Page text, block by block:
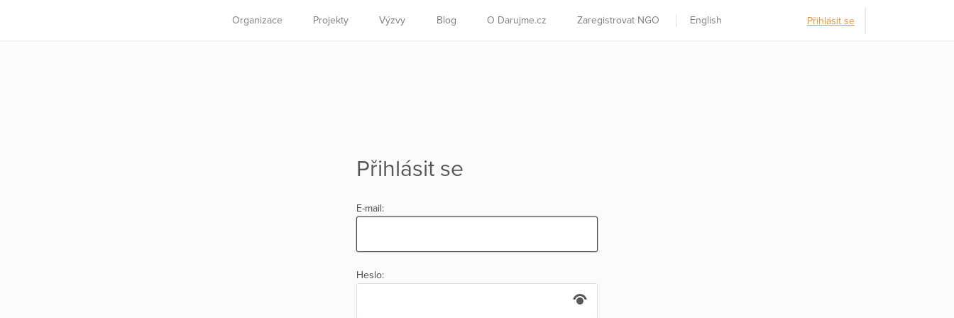
Organizace Projekty Výzvy Blog O Darujme.cz Zaregistrovat NGO English Přihlásit se
Přihlásit se
E-mail:
Heslo: